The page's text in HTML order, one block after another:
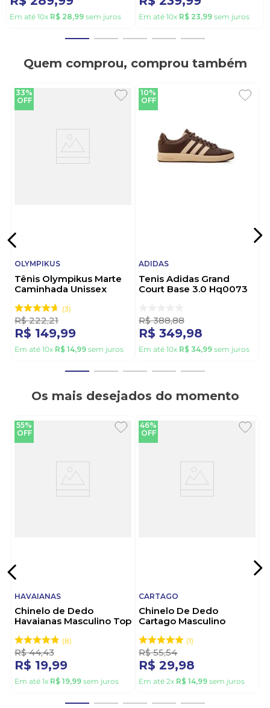
Em até 10x R$ 28,99 sem juros Em até 10x R$ 23,99 sem juros
Quem comprou, comprou também
33%
OFF
OLYMPIKUS
Tênis Olympikus Marte
Caminhada Unissex
3
R$ 222,21
R$ 149,99
Em até 10x R$ 14,99 sem juros
10%
OFF
ADIDAS
Tenis Adidas Grand
Court Base 3.0 Hq0073
R$ 388,88
R$ 349,98
Em até 10x R$ 34,99 sem juros
Os mais desejados do momento
55%
OFF
HAVAIANAS
Chinelo de Dedo
Havaianas Masculino Top
8
R$ 44,43
R$ 19,99
Em até 1x R$ 19,99 sem juros
46%
OFF
CARTAGO
Chinelo De Dedo
Cartago Masculino
Cinza
1
R$ 55,54
R$ 29,98
Em até 2x R$ 14,99 sem juros